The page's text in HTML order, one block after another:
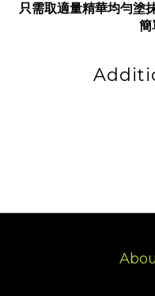
只需取適量精華均勻塗
簡